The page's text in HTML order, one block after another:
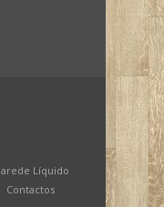
Líquido
Contactos